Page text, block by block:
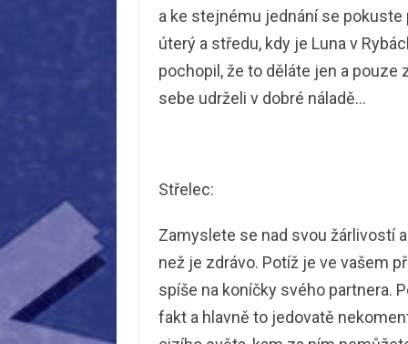
a ke stejnému jednání se
úterý a středu, kdy je Luna v
pochopil, že to děláte jen a pouze
sebe udrželi v dobré náladě…
Střelec:
Zamyslete se nad svou žárlivostí
než je zdrávo. Potíž je ve vašem
spíše na koníčky svého partnera.
fakt a hlavně to jedovatě